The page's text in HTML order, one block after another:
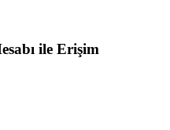
ile Erişim